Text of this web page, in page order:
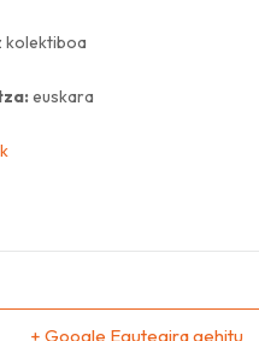
kolektiboa
euskara
+ Google Egutegira gehitu